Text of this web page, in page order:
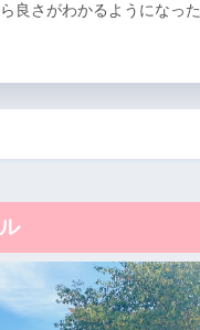
良さがわかるようになった